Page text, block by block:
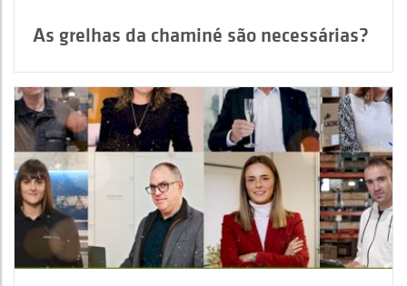
As grelhas da chaminé são necessárias?